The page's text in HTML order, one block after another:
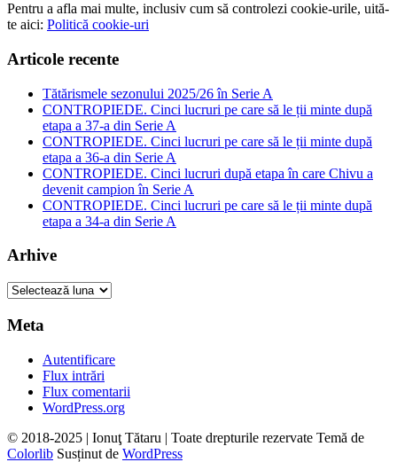
Pentru a afla mai multe, inclusiv cum să controlezi cookie-urile, uită-
te aici: Politică cookie-uri
Articole recente
Tătărismele sezonului 2025/26 în Serie A
CONTROPIEDE. Cinci lucruri pe care să le ții minte după
etapa a 37-a din Serie A
CONTROPIEDE. Cinci lucruri pe care să le ții minte după
etapa a 36-a din Serie A
CONTROPIEDE. Cinci lucruri după etapa în care Chivu a
devenit campion în Serie A
CONTROPIEDE. Cinci lucruri pe care să le ții minte după
etapa a 34-a din Serie A
Arhive
Arhive
Meta
Autentificare
Flux intrări
Flux comentarii
WordPress.org
© 2018-2025 | Ionuţ Tătaru | Toate drepturile rezervate Temă de
Colorlib Susținut de WordPress